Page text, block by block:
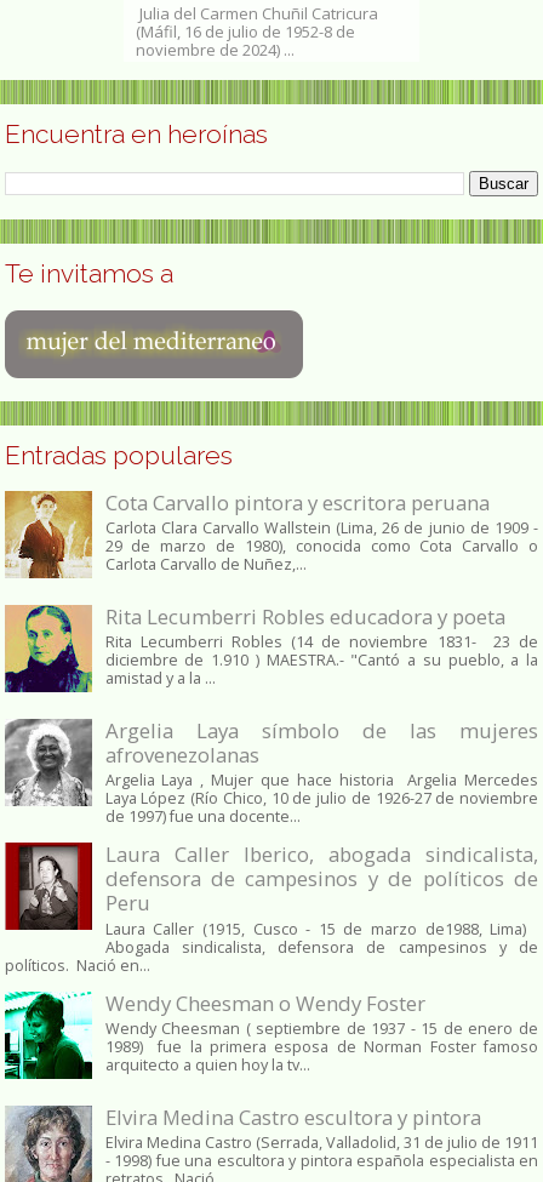
Julia del Carmen Chuñil Catricura
(Máfil, 16 de julio de 1952-8 de
noviembre de 2024) ...
Encuentra en heroínas
Te invitamos a
Entradas populares
Cota Carvallo pintora y escritora peruana
Carlota Clara Carvallo Wallstein (Lima, 26 de junio de 1909 -
29 de marzo de 1980), conocida como Cota Carvallo o
Carlota Carvallo de Nuñez,...
Rita Lecumberri Robles educadora y poeta
Rita Lecumberri Robles (14 de noviembre 1831- 23 de
diciembre de 1.910 ) MAESTRA.- "Cantó a su pueblo, a la
amistad y a la ...
Argelia Laya símbolo de las mujeres
afrovenezolanas
Argelia Laya , Mujer que hace historia Argelia Mercedes
Laya López (Río Chico, 10 de julio de 1926-27 de noviembre
de 1997) fue una docente...
Laura Caller Iberico, abogada sindicalista,
defensora de campesinos y de políticos de
Peru
Laura Caller (1915, Cusco - 15 de marzo de1988, Lima)
Abogada sindicalista, defensora de campesinos y de
políticos. Nació en...
Wendy Cheesman o Wendy Foster
Wendy Cheesman ( septiembre de 1937 - 15 de enero de
1989) fue la primera esposa de Norman Foster famoso
arquitecto a quien hoy la tv...
Elvira Medina Castro escultora y pintora
Elvira Medina Castro (Serrada, Valladolid, 31 de julio de 1911
- 1998) fue una escultora y pintora española especialista en